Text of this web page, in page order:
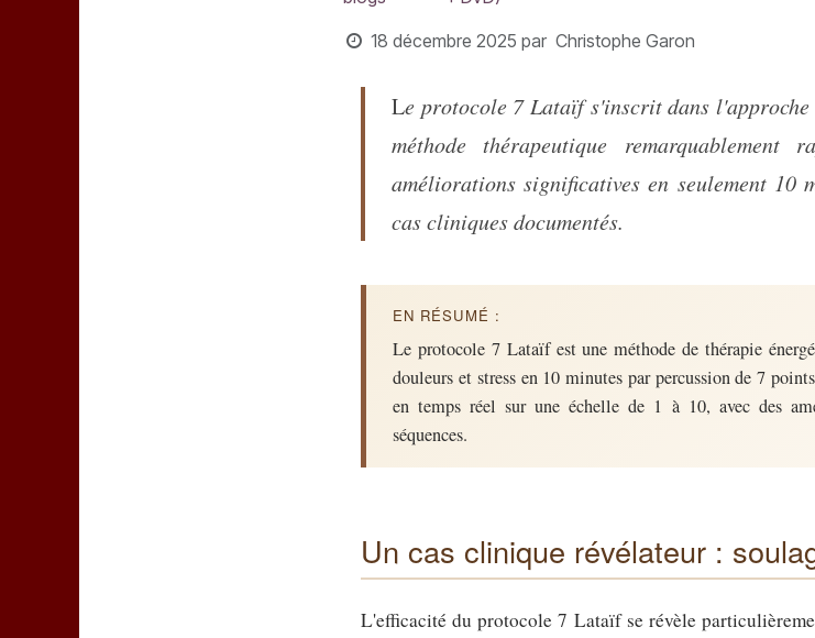
18 décembre 2025 par Christophe Garon
Le protocole 7 Lataïf s'inscrit dans l'approche de la tapping therapy et offre une
méthode thérapeutique remarquablement
améliorations significatives en seulement 10
cas cliniques documentés.
EN RÉSUMÉ :
Le protocole 7 Lataïf est une méthode de thérapie
douleurs et stress en 10 minutes par percussion de 7
en temps réel sur une échelle de 1 à 10, avec des
séquences.
Un cas clinique révélateur :
L'efficacité du protocole 7 Lataïf se révèle